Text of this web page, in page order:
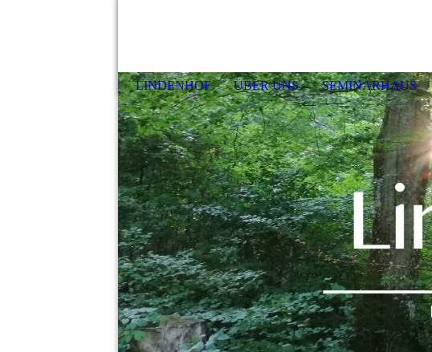
LINDENHOF ÜBER UNS SEMINARHAUS